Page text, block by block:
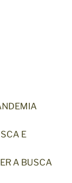
E
A BUSCA